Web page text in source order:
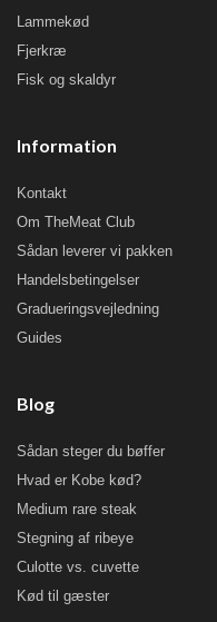
Lammekød
Fjerkræ
Fisk og skaldyr
Information
Kontakt
Om TheMeat Club
Sådan leverer vi pakken
Handelsbetingelser
Gradueringsvejledning
Guides
Blog
Sådan steger du bøffer
Hvad er Kobe kød?
Medium rare steak
Stegning af ribeye
Culotte vs. cuvette
Kød til gæster